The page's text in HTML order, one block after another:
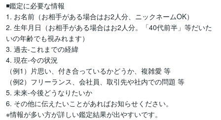
◾️鑑定に必要な情報
1. お名前（お相手がある場合はお2人分、ニックネームOK）
2. 生年月日（お相手がある場合はお2人分。「40代前半」等だいた
いの年齢でも視みれます）
3. 過去-これまでの経緯
4. 現在-今の状況
（例1）片思い、付き合っているかどうか、複雑愛 等
（例2）フリーランス、会社員、取引先や社内での問題 等
5. 未来-今後どうなりたいか
6. その他に伝えたいことがあればお知らせください。
※情報が多い方が詳しい鑑定結果が出やすいです。